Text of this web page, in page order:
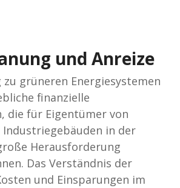
und Anreize
zu grüneren Energiesystemen
finanzielle
die für Eigentümer von
Industriegebäuden in der
Herausforderung
Das Verständnis der
und Einsparungen im